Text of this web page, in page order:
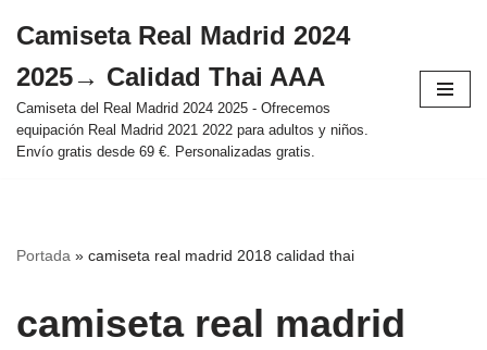
al
contenido
Camiseta Real Madrid 2024
2025→ Calidad Thai AAA
Camiseta del Real Madrid 2024 2025 - Ofrecemos
equipación Real Madrid 2021 2022 para adultos y niños.
Envío gratis desde 69 €. Personalizadas gratis.
Portada » camiseta real madrid 2018 calidad thai
camiseta real madrid